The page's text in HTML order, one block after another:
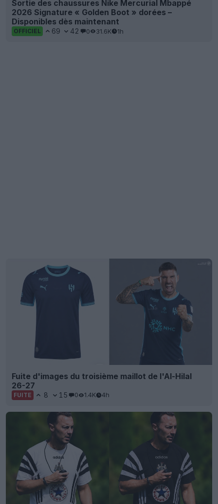
Sortie des chaussures Nike Mercurial Mbappé
2026 Signature « Golden Boot » dorées –
Disponibles dès maintenant
OFFICIEL 69 42 0 31.6K 1h
Fuite d'images du troisième maillot de l'Al-Hilal
26-27
FUITE 8 15 0 1.4K 4h